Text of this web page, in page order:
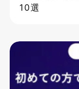
10選